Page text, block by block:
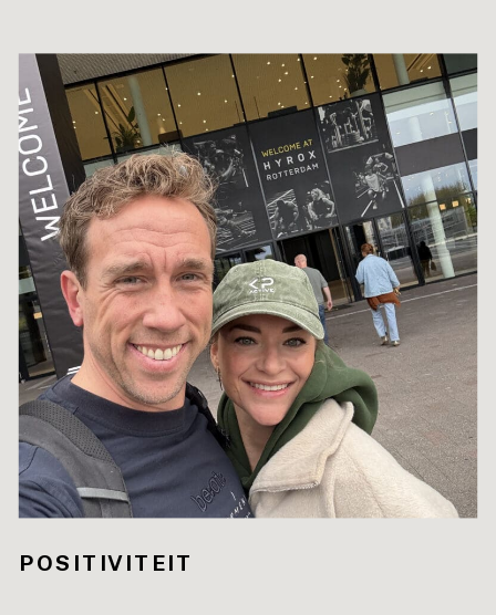
POSITIVITEIT